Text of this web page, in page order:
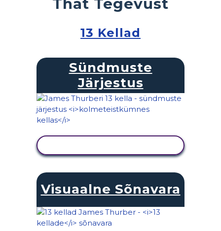
13 Kellad
Sündmuste
Järjestus
Visuaalne Sõnavara